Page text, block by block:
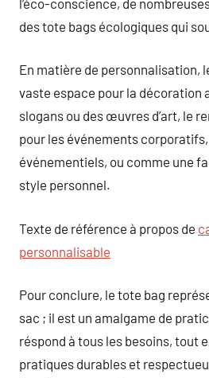
des tote bags écologiques qui
En matière de personnalisation,
vaste espace pour la décoration
slogans ou des œuvres d’art, le
pour les événements
événementiels, ou comme une
style personnel.
Texte de référence à propos de
personnalisable
Pour conclure, le tote bag
sac ; il est un amalgame de
réspond à tous les besoins, tout
pratiques durables et